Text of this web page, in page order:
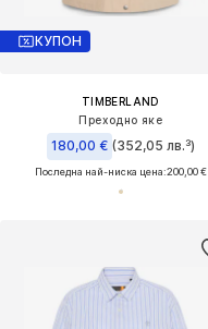
КУПОН
TIMBERLAND
Преходно яке
180,00 € (352,05 лв.³)
Последна най-ниска цена:200,00 €